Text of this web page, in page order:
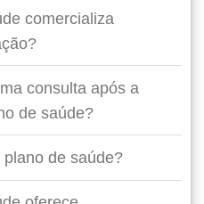
comercializa
consulta após a
de saúde?
de saúde?